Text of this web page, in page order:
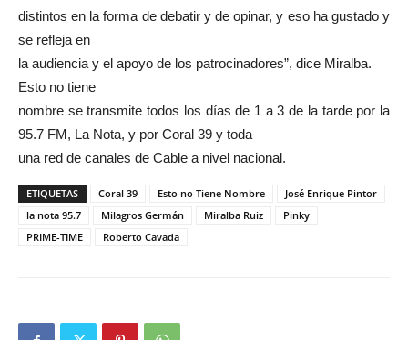
distintos en la forma de debatir y de opinar, y eso ha gustado y
se refleja en
la audiencia y el apoyo de los patrocinadores”, dice Miralba.
Esto no tiene
nombre se transmite todos los días de 1 a 3 de la tarde por la
95.7 FM, La Nota, y por Coral 39 y toda
una red de canales de Cable a nivel nacional.
ETIQUETAS Coral 39 Esto no Tiene Nombre
José Enrique Pintor
la nota 95.7
Milagros Germán Miralba Ruiz
Pinky
PRIME-TIME
Roberto Cavada